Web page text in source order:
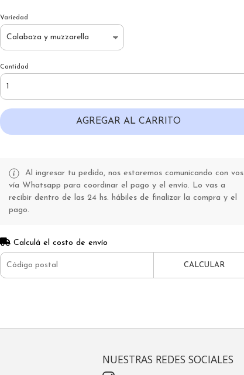
Variedad
Cantidad
AGREGAR AL CARRITO
Al ingresar tu pedido, nos estaremos comunicando con vos
vía Whatsapp para coordinar el pago y el envío. Lo vas a
recibir dentro de las 24 hs. hábiles de finalizar la compra y el
pago.
Calculá el costo de envío
CALCULAR
NUESTRAS REDES SOCIALES